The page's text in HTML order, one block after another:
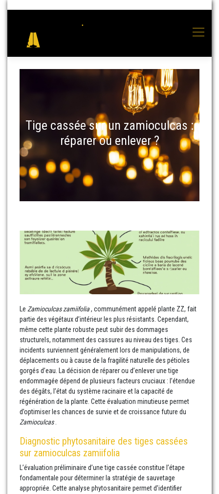
Tige cassée sur un zamioculcas :
réparer ou enlever ?
Le Zamioculcas zamiifolia, communément appelé plante ZZ, fait
partie des végétaux d’intérieur les plus résistants. Cependant,
même cette plante robuste peut subir des dommages
structurels, notamment des cassures au niveau des tiges. Ces
incidents surviennent généralement lors de manipulations, de
déplacements ou à cause de la fragilité naturelle des pétioles
gorgés d’eau. La décision de réparer ou d’enlever une tige
endommagée dépend de plusieurs facteurs cruciaux : l’étendue
des dégâts, l’état du système racinaire et la capacité de
régénération de la plante. Cette évaluation minutieuse permet
d’optimiser les chances de survie et de croissance future du
Zamioculcas.
Diagnostic phytosanitaire des tiges cassées
sur zamioculcas zamiifolia
L’évaluation préliminaire d’une tige cassée constitue l’étape
fondamentale pour déterminer la stratégie de sauvetage
appropriée. Cette analyse phytosanitaire permet d’identifier